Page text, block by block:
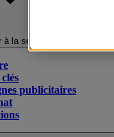
à la section précédente
publicitaires